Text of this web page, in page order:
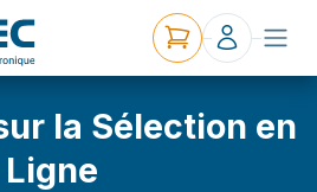
la Sélection en
Ligne